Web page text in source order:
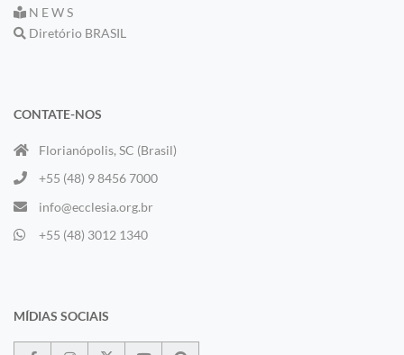
N E W S
Diretório BRASIL
CONTATE-NOS
Florianópolis, SC (Brasil)
+55 (48) 9 8456 7000
info@ecclesia.org.br
+55 (48) 3012 1340
MÍDIAS SOCIAIS